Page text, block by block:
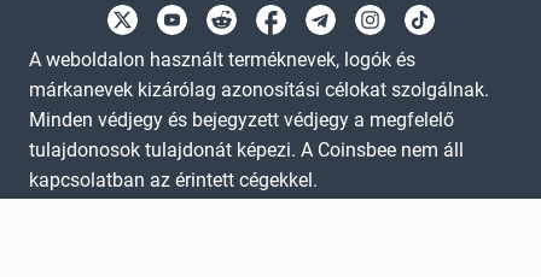
A weboldalon használt terméknevek, logók és
márkanevek kizárólag azonosítási célokat szolgálnak.
Minden védjegy és bejegyzett védjegy a megfelelő
tulajdonosok tulajdonát képezi. A Coinsbee nem áll
kapcsolatban az érintett cégekkel.